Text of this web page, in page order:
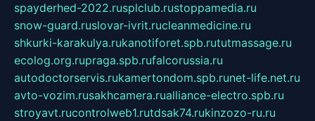
spayderhed-2022.rusplclub.rustoppamedia.ru
snow-guard.ruslovar-ivrit.rucleanmedicine.ru
shkurki-karakulya.rukanotiforet.spb.rututmassage.ru
ecolog.org.rupraga.spb.rufalcorussia.ru
autodoctorservis.rukamertondom.spb.runet-life.net.ru
avto-vozim.rusakhcamera.rualliance-electro.spb.ru
stroyavt.rucontrolweb1.rutdsak74.rukinzozo-ru.ru